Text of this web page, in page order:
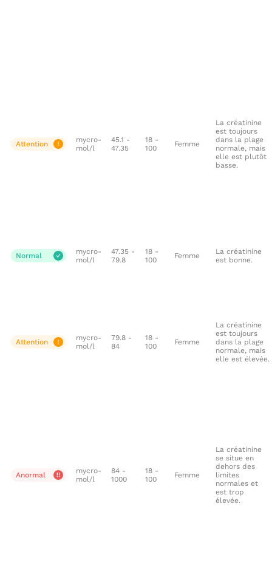
Attention
mycro-
mol/l
45.1 -
47.35
18 -
100
Femme
La créatinine
est toujours
dans la plage
normale, mais
elle est plutôt
basse.
Normal
mycro-
mol/l
47.35 -
79.8
18 -
100
Femme
La créatinine
est bonne.
Attention
mycro-
mol/l
79.8 -
84
18 -
100
Femme
La créatinine
est toujours
dans la plage
normale, mais
elle est élevée.
Anormal
mycro-
mol/l
84 -
1000
18 -
100
Femme
La créatinine
se situe en
dehors des
limites
normales et
est trop
élevée.